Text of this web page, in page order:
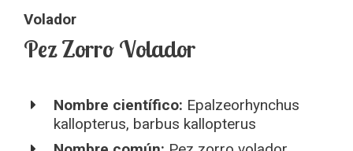
Volador
Pez Zorro Volador
Nombre científico: Epalzeorhynchus
kallopterus, barbus kallopterus